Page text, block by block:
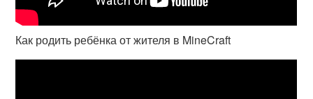
Как родить ребёнка от жителя в MineCraft